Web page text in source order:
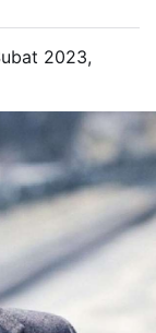
2023,